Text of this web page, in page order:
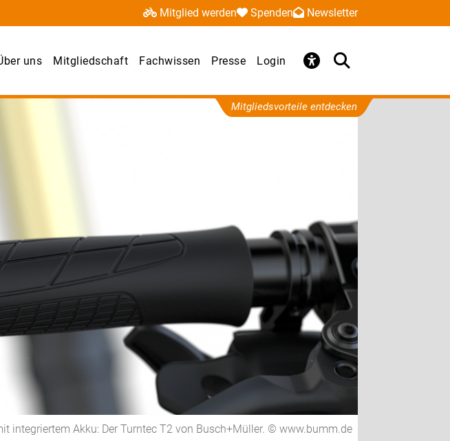
Mitglied werden Spenden Newsletter
uns Mitgliedschaft Fachwissen Presse Login
Mitgliedsvorteile entdecken
integriertem Akku: Der Turntec T2 von Busch+Müller. © www.bumm.de